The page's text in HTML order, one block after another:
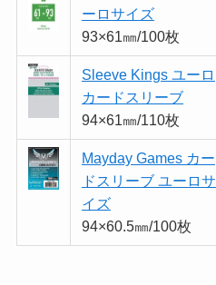
ーロサイズ
93×61㎜/100枚
Sleeve Kings ユーロ
カードスリーブ
94×61㎜/110枚
Mayday Games カー
ドスリーブ ユーロサ
イズ
94×60.5㎜/100枚